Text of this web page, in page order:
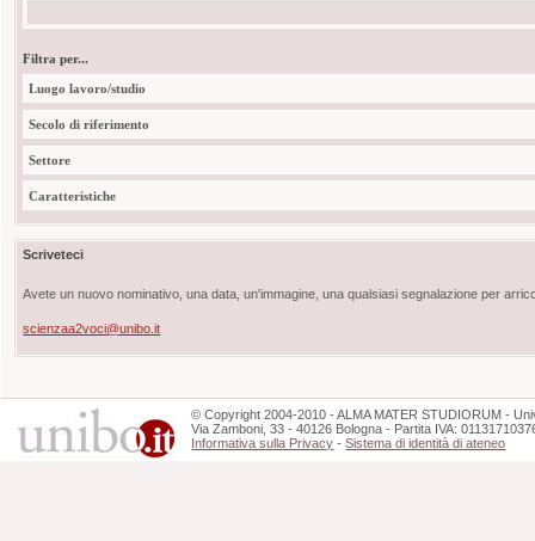
Filtra per...
Luogo lavoro/studio
Secolo di riferimento
Settore
Caratteristiche
Scriveteci
Avete un nuovo nominativo, una data, un'immagine, una qualsiasi segnalazione per
scienzaa2voci@unibo.it
©Copyright 2004-2010 - ALMA MATER STUDIORUM -
Via Zamboni, 33 - 40126 Bologna - Partita IVA:
Informativa sulla Privacy -Sistema di identità di ateneo